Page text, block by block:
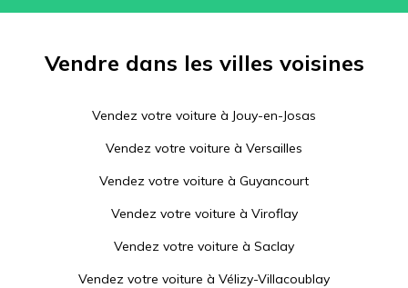
Vendre dans les villes voisines
Vendez votre voiture à Jouy-en-Josas
Vendez votre voiture à Versailles
Vendez votre voiture à Guyancourt
Vendez votre voiture à Viroflay
Vendez votre voiture à Saclay
Vendez votre voiture à Vélizy-Villacoublay